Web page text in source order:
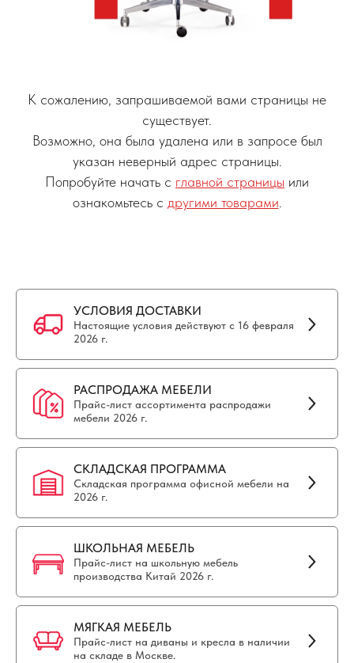
К сожалению, запрашиваемой вами страницы не
существует.
Возможно, она была удалена или в запросе был
указан неверный адрес страницы.
Попробуйте начать с главной страницы или
ознакомьтесь с другими товарами
УСЛОВИЯ ДОСТАВКИ
Настоящие условия действуют с 16 февраля
2026 г.
РАСПРОДАЖА МЕБЕЛИ
Прайс-лист ассортимента распродажи
мебели 2026 г.
СКЛАДСКАЯ ПРОГРАММА
Складская программа офисной мебели на
2026 г.
ШКОЛЬНАЯ МЕБЕЛЬ
Прайс-лист на школьную мебель
производства Китай 2026 г.
МЯГКАЯ МЕБЕЛЬ
Прайс-лист на диваны и кресла в наличии
на складе в Москве.